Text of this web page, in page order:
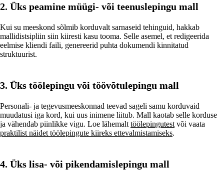
2. Üks peamine müügi- või teenuslepingu mall
Kui su meeskond sõlmib korduvalt sarnaseid tehinguid, hakkab
mallidistsipliin siin kiiresti kasu tooma. Selle asemel, et redigeerida
eelmise kliendi faili, genereerid puhta dokumendi kinnitatud
struktuurist.
3. Üks töölepingu või töövõtulepingu mall
Personali- ja tegevusmeeskonnad teevad sageli samu korduvaid
muudatusi iga kord, kui uus inimene liitub. Mall kaotab selle korduse
ja vähendab piinlikke vigu. Loe lähemalt töölepingutest või vaata
praktilist näidet töölepingute kiireks ettevalmistamiseks.
4. Üks lisa- või pikendamislepingu mall